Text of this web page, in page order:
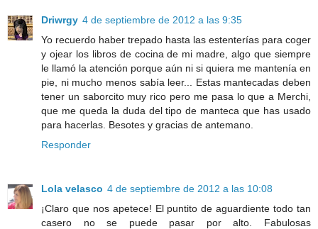
Driwrgy 4 de septiembre de 2012 a las 9:35
Yo recuerdo haber trepado hasta las estenterías para coger
y ojear los libros de cocina de mi madre, algo que siempre
le llamó la atención porque aún ni si quiera me mantenía en
pie, ni mucho menos sabía leer... Estas mantecadas deben
tener un saborcito muy rico pero me pasa lo que a Merchi,
que me queda la duda del tipo de manteca que has usado
para hacerlas. Besotes y gracias de antemano.
Responder
Lola velasco 4 de septiembre de 2012 a las 10:08
¡Claro que nos apetece! El puntito de aguardiente todo tan
casero no se puede pasar por alto. Fabulosas